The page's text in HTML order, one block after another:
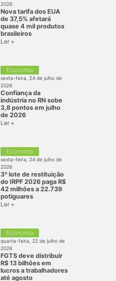
2026
Nova tarifa dos EUA
de 37,5% afetará
quase 4 mil produtos
brasileiros
Ler +
Economia
sexta-feira, 24 de julho de
2026
Confiança da
indústria no RN sobe
3,8 pontos em julho
de 2026
Ler +
Economia
sexta-feira, 24 de julho de
2026
3º lote de restituição
do IRPF 2026 paga R$
42 milhões a 22.739
potiguares
Ler +
Economia
quarta-feira, 22 de julho de
2026
FGTS deve distribuir
R$ 13 bilhões em
lucros a trabalhadores
até agosto